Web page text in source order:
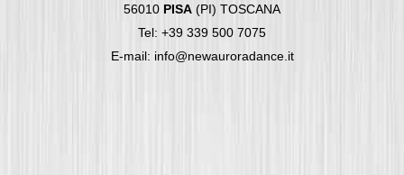
56010 PISA (PI) TOSCANA
Tel: +39 339 500 7075
E-mail: info@newauroradance.it